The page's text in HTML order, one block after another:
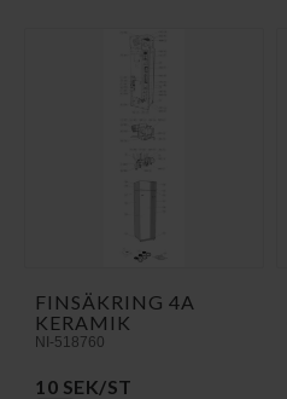
FINSÄKRING 4A
KERAMIK
NI-518760
10 SEK/ST